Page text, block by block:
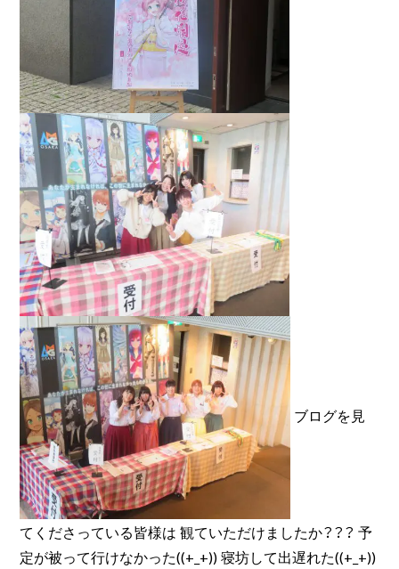
ブログを見
てくださっている皆様は 観ていただけましたか？？？ 予
定が被って行けなかった((+_+)) 寝坊して出遅れた((+_+))